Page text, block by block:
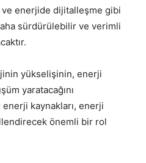
enerjide dijitalleşme gibi
sürdürülebilir ve verimli
yükselişinin, enerji
yaratacağını
kaynakları, enerji
önemli bir rol